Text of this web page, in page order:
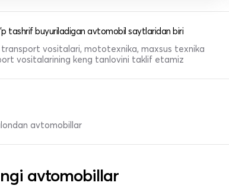
tashrif buyuriladigan avtomobil saytlaridan biri
vositalari, mototexnika, maxsus texnika
vositalarining keng tanlovini taklif etamiz
avtomobillar
avtomobillar